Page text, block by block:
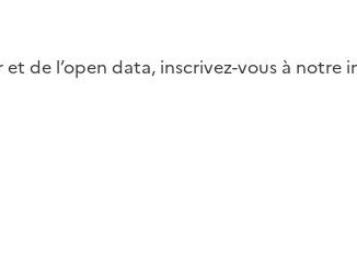
de l’open data, inscrivez-vous à notre